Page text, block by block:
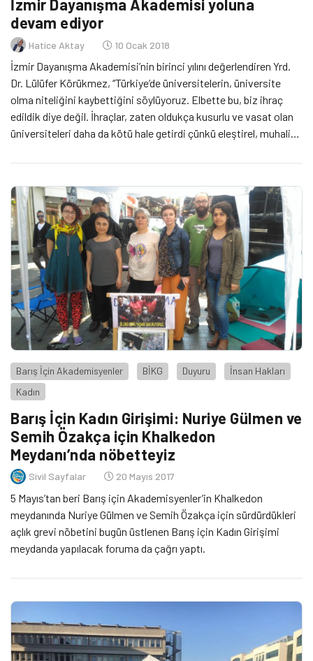
İzmir Dayanışma Akademisi yoluna
devam ediyor
Hatice Aktay 10 Ocak 2018
İzmir Dayanışma Akademisi’nin birinci yılını değerlendiren Yrd.
Dr. Lülüfer Körükmez, “Türkiye’de üniversitelerin, üniversite
olma niteliğini kaybettiğini söylüyoruz. Elbette bu, biz ihraç
edildik diye değil. İhraçlar, zaten oldukça kusurlu ve vasat olan
üniversiteleri daha da kötü hale getirdi çünkü eleştirel, muhalif
darbeyi alan, üniversitelerin asli niteliği olması […]
Barış İçin Akademisyenler BİKG Duyuru
İnsan Hakları
Kadın
Barış İçin Kadın Girişimi: Nuriye Gülmen ve
Semih Özakça için Khalkedon
Meydanı’nda nöbetteyiz
Sivil Sayfalar 20 Mayıs 2017
5 Mayıs’tan beri Barış için Akademisyenler’in Khalkedon
meydanında Nuriye Gülmen ve Semih Özakça için sürdürdükleri
açlık grevi nöbetini bugün üstlenen Barış için Kadın Girişimi
meydanda yapılacak foruma da çağrı yaptı.